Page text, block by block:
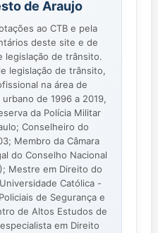
de Araujo
ao CTB e pela
deste site e de
legislação de trânsito.
legislação de trânsito,
na área de
de 1996 a 2019,
da Polícia Militar
Conselheiro do
Membro da Câmara
do Conselho Nacional
Mestre em Direito do
Católica -
de Segurança e
de Altos Estudos de
em Direito